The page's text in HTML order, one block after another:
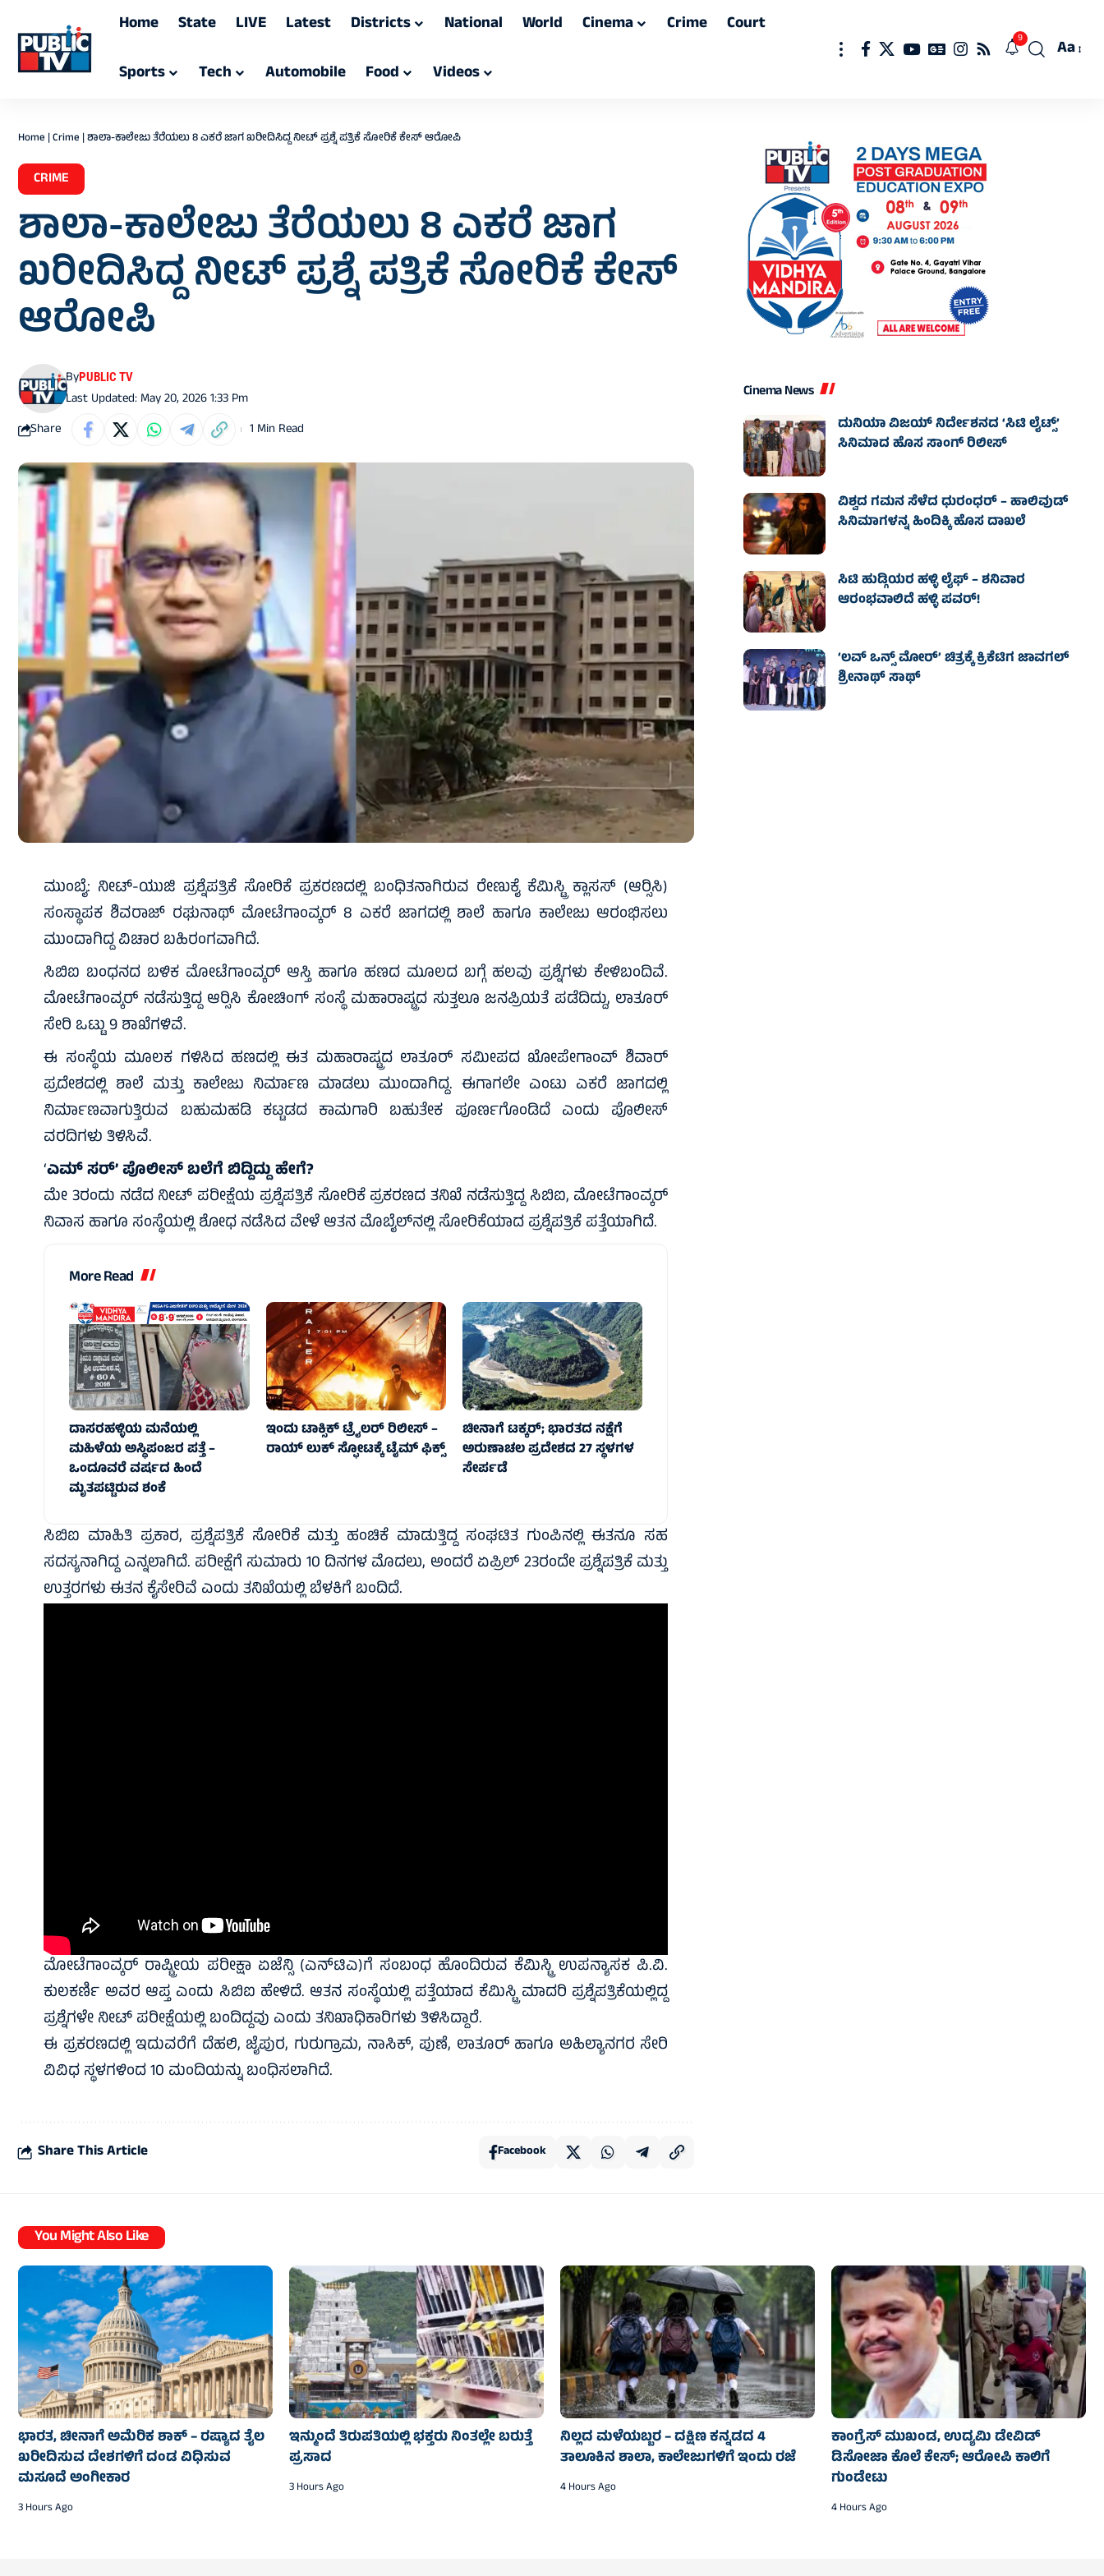
Home State LIVE Latest Districts National World Cinema Crime
Court
Sports
Tech Automobile Food Videos
9
Font
Aa
Home |Crime |ಶಾಲಾ-ಕಾಲೇಜು ತೆರೆಯಲು 8 ಎಕರೆ ಜಾಗ ಖರೀದಿಸಿದ್ದ ನೀಟ್ ಪ್ರಶ್ನೆ ಪತ್ರಿಕೆ ಸೋರಿಕೆ ಕೇಸ್ ಆರೋಪಿ
CRIME
ಶಾಲಾ-ಕಾಲೇಜು ತೆರೆಯಲು 8 ಎಕರೆ ಜಾಗ
ಖರೀದಿಸಿದ್ದ ನೀಟ್ ಪ್ರಶ್ನೆ ಪತ್ರಿಕೆ ಸೋರಿಕೆ ಕೇಸ್
ಆರೋಪಿ
Last Updated: May 20, 2026 1:33 Pm
ByPUBLIC TV
Share 1 Min Read
ಮುಂಬೈ: ನೀಟ್-ಯುಜಿ ಪ್ರಶ್ನೆಪತ್ರಿಕೆ ಸೋರಿಕೆ ಪ್ರಕರಣದಲ್ಲಿ ಬಂಧಿತನಾಗಿರುವ ರೇಣುಕೈ ಕೆಮಿಸ್ಟ್ರಿ ಕ್ಲಾಸಸ್ (ಆರ್‍ಸಿಸಿ)
ಸಂಸ್ಥಾಪಕ ಶಿವರಾಜ್ ರಘುನಾಥ್ ಮೋಟೆಗಾಂವ್ಕರ್ 8 ಎಕರೆ ಜಾಗದಲ್ಲಿ ಶಾಲೆ ಹಾಗೂ ಕಾಲೇಜು ಆರಂಭಿಸಲು
ಮುಂದಾಗಿದ್ದ ವಿಚಾರ ಬಹಿರಂಗವಾಗಿದೆ.
ಸಿಬಿಐ ಬಂಧನದ ಬಳಿಕ ಮೋಟೆಗಾಂವ್ಕರ್ ಆಸ್ತಿ ಹಾಗೂ ಹಣದ ಮೂಲದ ಬಗ್ಗೆ ಹಲವು ಪ್ರಶ್ನೆಗಳು ಕೇಳಿಬಂದಿವೆ.
ಮೋಟೆಗಾಂವ್ಕರ್ ನಡೆಸುತ್ತಿದ್ದ ಆರ್‍ಸಿಸಿ ಕೋಚಿಂಗ್ ಸಂಸ್ಥೆ ಮಹಾರಾಷ್ಟ್ರದ ಸುತ್ತಲೂ ಜನಪ್ರಿಯತೆ ಪಡೆದಿದ್ದು, ಲಾತೂರ್
ಸೇರಿ ಒಟ್ಟು 9 ಶಾಖೆಗಳಿವೆ.
ಈ ಸಂಸ್ಥೆಯ ಮೂಲಕ ಗಳಿಸಿದ ಹಣದಲ್ಲಿ ಈತ ಮಹಾರಾಷ್ಟ್ರದ ಲಾತೂರ್ ಸಮೀಪದ ಖೋಪೇಗಾಂವ್ ಶಿವಾರ್
ಪ್ರದೇಶದಲ್ಲಿ ಶಾಲೆ ಮತ್ತು ಕಾಲೇಜು ನಿರ್ಮಾಣ ಮಾಡಲು ಮುಂದಾಗಿದ್ದ. ಈಗಾಗಲೇ ಎಂಟು ಎಕರೆ ಜಾಗದಲ್ಲಿ
ನಿರ್ಮಾಣವಾಗುತ್ತಿರುವ ಬಹುಮಹಡಿ ಕಟ್ಟಡದ ಕಾಮಗಾರಿ ಬಹುತೇಕ ಪೂರ್ಣಗೊಂಡಿದೆ ಎಂದು ಪೊಲೀಸ್
ವರದಿಗಳು ತಿಳಿಸಿವೆ.
‘ಎಮ್ ಸರ್’ ಪೊಲೀಸ್ ಬಲೆಗೆ ಬಿದ್ದಿದ್ದು ಹೇಗೆ?
ಮೇ 3ರಂದು ನಡೆದ ನೀಟ್ ಪರೀಕ್ಷೆಯ ಪ್ರಶ್ನೆಪತ್ರಿಕೆ ಸೋರಿಕೆ ಪ್ರಕರಣದ ತನಿಖೆ ನಡೆಸುತ್ತಿದ್ದ ಸಿಬಿಐ, ಮೋಟೆಗಾಂವ್ಕರ್
ನಿವಾಸ ಹಾಗೂ ಸಂಸ್ಥೆಯಲ್ಲಿ ಶೋಧ ನಡೆಸಿದ ವೇಳೆ ಆತನ ಮೊಬೈಲ್‍ನಲ್ಲಿ ಸೋರಿಕೆಯಾದ ಪ್ರಶ್ನೆಪತ್ರಿಕೆ ಪತ್ತೆಯಾಗಿದೆ.
More Read
ದಾಸರಹಳ್ಳಿಯ ಮನೆಯಲ್ಲಿ
ಮಹಿಳೆಯ ಅಸ್ಥಿಪಂಜರ ಪತ್ತೆ –
ಒಂದೂವರೆ ವರ್ಷದ ಹಿಂದೆ
ಮೃತಪಟ್ಟಿರುವ ಶಂಕೆ
ಇಂದು ಟಾಕ್ಸಿಕ್ ಟ್ರೈಲರ್ ರಿಲೀಸ್‌ –
ರಾಯ್‌ ಲುಕ್ ಸ್ಫೋಟಕ್ಕೆ ಟೈಮ್‌ ಫಿಕ್ಸ್‌
ಚೀನಾಗೆ ಟಕ್ಕರ್‌; ಭಾರತದ ನಕ್ಷೆಗೆ
ಅರುಣಾಚಲ ಪ್ರದೇಶದ 27 ಸ್ಥಳಗಳ
ಸೇರ್ಪಡೆ
ಸಿಬಿಐ ಮಾಹಿತಿ ಪ್ರಕಾರ, ಪ್ರಶ್ನೆಪತ್ರಿಕೆ ಸೋರಿಕೆ ಮತ್ತು ಹಂಚಿಕೆ ಮಾಡುತ್ತಿದ್ದ ಸಂಘಟಿತ ಗುಂಪಿನಲ್ಲಿ ಈತನೂ ಸಹ
ಸದಸ್ಯನಾಗಿದ್ದ ಎನ್ನಲಾಗಿದೆ. ಪರೀಕ್ಷೆಗೆ ಸುಮಾರು 10 ದಿನಗಳ ಮೊದಲು, ಅಂದರೆ ಏಪ್ರಿಲ್ 23ರಂದೇ ಪ್ರಶ್ನೆಪತ್ರಿಕೆ ಮತ್ತು
ಉತ್ತರಗಳು ಈತನ ಕೈಸೇರಿವೆ ಎಂದು ತನಿಖೆಯಲ್ಲಿ ಬೆಳಕಿಗೆ ಬಂದಿದೆ.
ಮೋಟೆಗಾಂವ್ಕರ್ ರಾಷ್ಟ್ರೀಯ ಪರೀಕ್ಷಾ ಏಜೆನ್ಸಿ (ಎನ್‍ಟಿಎ)ಗೆ ಸಂಬಂಧ ಹೊಂದಿರುವ ಕೆಮಿಸ್ಟ್ರಿ ಉಪನ್ಯಾಸಕ ಪಿ.ವಿ.
ಕುಲಕರ್ಣಿ ಅವರ ಆಪ್ತ ಎಂದು ಸಿಬಿಐ ಹೇಳಿದೆ. ಆತನ ಸಂಸ್ಥೆಯಲ್ಲಿ ಪತ್ತೆಯಾದ ಕೆಮಿಸ್ಟ್ರಿ ಮಾದರಿ ಪ್ರಶ್ನೆಪತ್ರಿಕೆಯಲ್ಲಿದ್ದ
ಪ್ರಶ್ನೆಗಳೇ ನೀಟ್ ಪರೀಕ್ಷೆಯಲ್ಲಿ ಬಂದಿದ್ದವು ಎಂದು ತನಿಖಾಧಿಕಾರಿಗಳು ತಿಳಿಸಿದ್ದಾರೆ.
ಈ ಪ್ರಕರಣದಲ್ಲಿ ಇದುವರೆಗೆ ದೆಹಲಿ, ಜೈಪುರ, ಗುರುಗ್ರಾಮ, ನಾಸಿಕ್, ಪುಣೆ, ಲಾತೂರ್ ಹಾಗೂ ಅಹಿಲ್ಯಾನಗರ ಸೇರಿ
ವಿವಿಧ ಸ್ಥಳಗಳಿಂದ 10 ಮಂದಿಯನ್ನು ಬಂಧಿಸಲಾಗಿದೆ.
Share This Article Facebook
Cinema News
ದುನಿಯಾ ವಿಜಯ್ ನಿರ್ದೇಶನದ ‘ಸಿಟಿ ಲೈಟ್ಸ್’
ಸಿನಿಮಾದ ಹೊಸ ಸಾಂಗ್ ರಿಲೀಸ್
ವಿಶ್ವದ ಗಮನ ಸೆಳೆದ ಧುರಂಧರ್ – ಹಾಲಿವುಡ್‌
ಸಿನಿಮಾಗಳನ್ನ ಹಿಂದಿಕ್ಕಿ ಹೊಸ ದಾಖಲೆ
ಸಿಟಿ ಹುಡ್ಗಿಯರ ಹಳ್ಳಿ ಲೈಫ್‌ – ಶನಿವಾರ
ಆರಂಭವಾಲಿದೆ ಹಳ್ಳಿ ಪವರ್‌!
‘ಲವ್ ಒನ್ಸ್ ಮೋರ್’ ಚಿತ್ರಕ್ಕೆ ಕ್ರಿಕೆಟಿಗ ಜಾವಗಲ್
ಶ್ರೀನಾಥ್ ಸಾಥ್
You Might Also Like
ಭಾರತ, ಚೀನಾಗೆ ಅಮೆರಿಕ ಶಾಕ್‌ – ರಷ್ಯಾದ ತೈಲ
ಖರೀದಿಸುವ ದೇಶಗಳಿಗೆ ದಂಡ ವಿಧಿಸುವ
ಮಸೂದೆ ಅಂಗೀಕಾರ
3 Hours Ago
ಇನ್ಮುಂದೆ ತಿರುಪತಿಯಲ್ಲಿ ಭಕ್ತರು ನಿಂತಲ್ಲೇ ಬರುತ್ತೆ
ಪ್ರಸಾದ
3 Hours Ago
ನಿಲ್ಲದ ಮಳೆಯಬ್ಬರ – ದಕ್ಷಿಣ ಕನ್ನಡದ 4
ತಾಲೂಕಿನ ಶಾಲಾ, ಕಾಲೇಜುಗಳಿಗೆ ಇಂದು ರಜೆ
4 Hours Ago
ಕಾಂಗ್ರೆಸ್‌ ಮುಖಂಡ, ಉದ್ಯಮಿ ಡೇವಿಡ್‌
ಡಿಸೋಜಾ ಕೊಲೆ ಕೇಸ್;‌ ಆರೋಪಿ ಕಾಲಿಗೆ
ಗುಂಡೇಟು
4 Hours Ago